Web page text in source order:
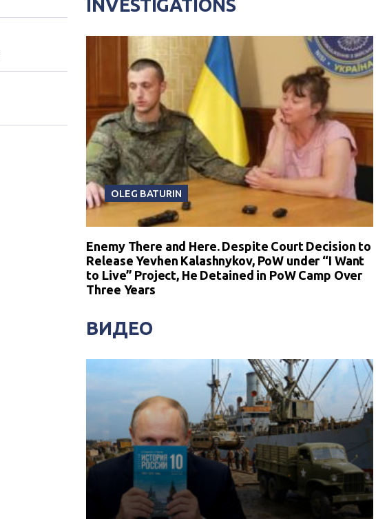
INVESTIGATIONS
OLEG BATURIN
Enemy There and Here. Despite Court Decision to
Release Yevhen Kalashnykov, PoW under “I Want
to Live” Project, He Detained in PoW Camp Over
Three Years
ВИДЕО